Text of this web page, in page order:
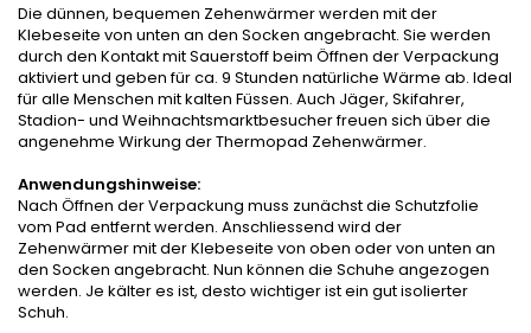
Die dünnen, bequemen Zehenwärmer werden mit der
Klebeseite von unten an den Socken angebracht. Sie werden
durch den Kontakt mit Sauerstoff beim Öffnen der Verpackung
aktiviert und geben für ca. 9 Stunden natürliche Wärme ab. Ideal
für alle Menschen mit kalten Füssen. Auch Jäger, Skifahrer,
Stadion- und Weihnachtsmarktbesucher freuen sich über die
angenehme Wirkung der Thermopad Zehenwärmer.
Anwendungshinweise:
Nach Öffnen der Verpackung muss zunächst die Schutzfolie
vom Pad entfernt werden. Anschliessend wird der
Zehenwärmer mit der Klebeseite von oben oder von unten an
den Socken angebracht. Nun können die Schuhe angezogen
werden. Je kälter es ist, desto wichtiger ist ein gut isolierter
Schuh.